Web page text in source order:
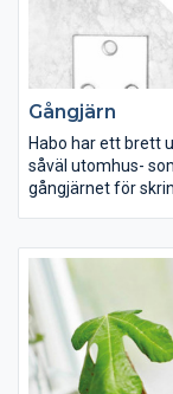
Gångjärn
Habo har ett brett
såväl utomhus-
gångjärnet för